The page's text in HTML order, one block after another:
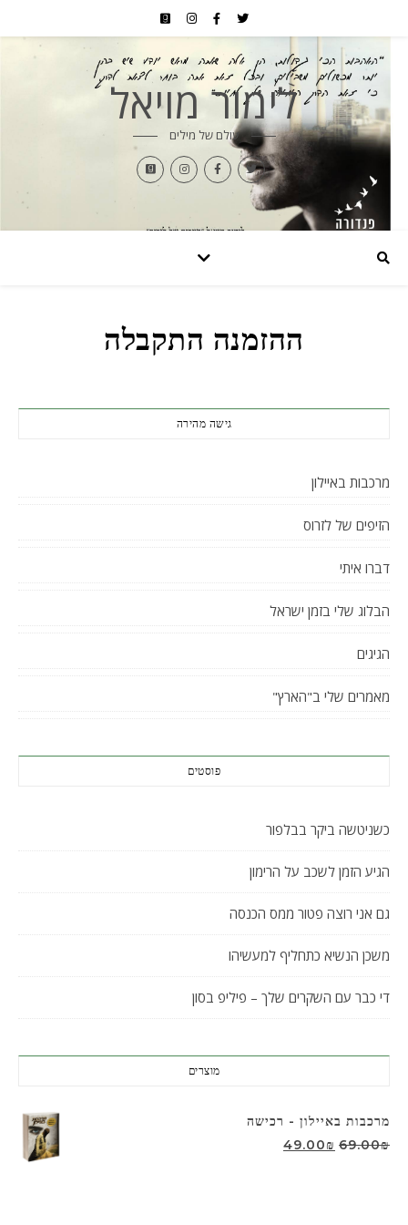
לימור מויאל
עולם של מילים
ההזמנה התקבלה
גישה מהירה
מרכבות באיילון
הזיפים של לזרוס
דברו איתי
הבלוג שלי בזמן ישראל
הגיגים
מאמרים שלי ב"הארץ"
פוסטים
כשניטשה ביקר בבלפור
הגיע הזמן לשכב על הרימון
גם אני רוצה פטור ממס הכנסה
משכן הנשיא כתחליף למעשיהו
די כבר עם השקרים שלך – פיליפ בסון
מוצרים
מרכבות באיילון - רכישה
69.00₪ המחיר המקורי היה: 69.00₪.
49.00₪ המחיר הנוכחי הוא: 49.00₪.